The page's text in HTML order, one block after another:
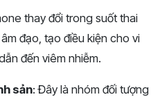
thay đổi trong suốt thai
đạo, tạo điều kiện cho vi
đến viêm nhiễm​.
sản: Đây là nhóm đối tượng